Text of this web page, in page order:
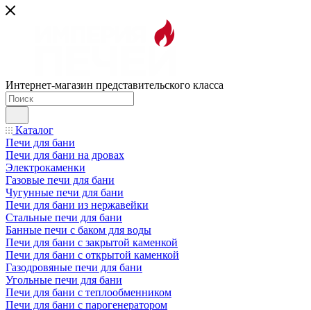
Интернет-магазин представительского класса
Каталог
Печи для бани
Печи для бани на дровах
Электрокаменки
Газовые печи для бани
Чугунные печи для бани
Печи для бани из нержавейки
Стальные печи для бани
Банные печи с баком для воды
Печи для бани с закрытой каменкой
Печи для бани с открытой каменкой
Газодровяные печи для бани
Угольные печи для бани
Печи для бани с теплообменником
Печи для бани с парогенератором